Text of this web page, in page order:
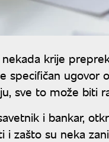
krije
specifičan ugovor
sve to može biti
i bankar,
i zašto su neka